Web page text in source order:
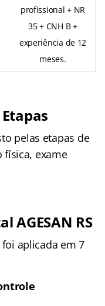
profissional + NR
35 + CNH B +
experiência de 12
meses.
pelas etapas de
física, exame
AGESAN RS
aplicada em 7